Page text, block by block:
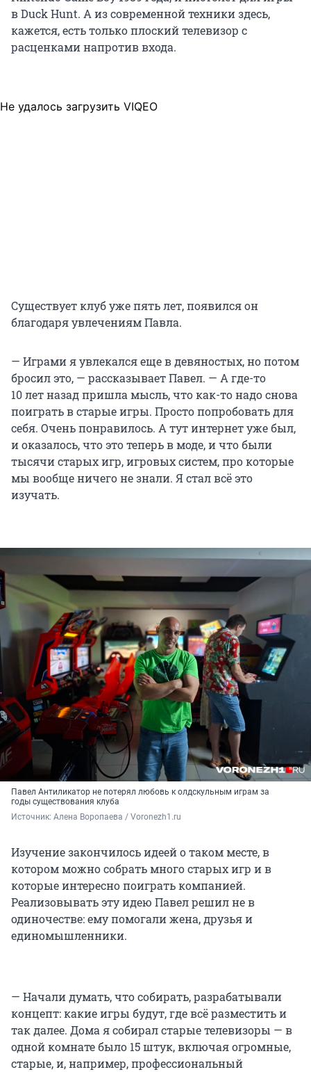
в Duck Hunt. А из современной техники здесь,
кажется, есть только плоский телевизор с
расценками напротив входа.
Не удалось загрузить VIQEO
Существует клуб уже пять лет, появился он
благодаря увлечениям Павла.
— Играми я увлекался еще в девяностых, но потом
бросил это, — рассказывает Павел. — А где-то
10 летназад пришла мысль, что как-то надо снова
поиграть в старые игры. Просто попробовать для
себя. Очень понравилось. А тут интернет уже был,
и оказалось, что это теперь в моде, и что были
тысячи старых игр, игровых систем, про которые
мы вообще ничего не знали. Я стал всё это
изучать.
Павел Антиликатор не потерял любовь к олдскульным играм за
годы существования клуба
Источник: Алена Воропаева / Voronezh1.ru
Изучение закончилось идеей о таком месте, в
котором можно собрать много старых игр и в
которые интересно поиграть компанией.
Реализовывать эту идею Павел решил не в
одиночестве: ему помогали жена, друзья и
единомышленники.
— Начали думать, что собирать, разрабатывали
концепт: какие игры будут, где всё разместить и
так далее. Дома я собирал старые телевизоры — в
одной комнате было 15 штук,включая огромные,
старые, и, например, профессиональный